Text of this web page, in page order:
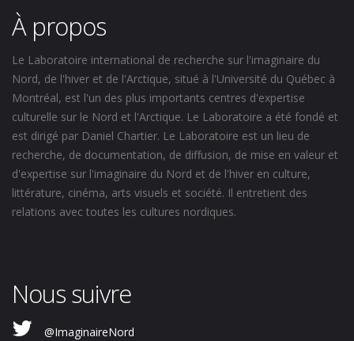
À propos
Le Laboratoire international de recherche sur l'imaginaire du
Nord, de l'hiver et de l'Arctique, situé à l'Université du Québec à
Montréal, est l'un des plus importants centres d'expertise
culturelle sur le Nord et l'Arctique. Le Laboratoire a été fondé et
est dirigé par Daniel Chartier. Le Laboratoire est un lieu de
recherche, de documentation, de diffusion, de mise en valeur et
d'expertise sur l'imaginaire du Nord et de l'hiver en culture,
littérature, cinéma, arts visuels et société. Il entretient des
relations avec toutes les cultures nordiques.
Nous suivre
@ImaginaireNord